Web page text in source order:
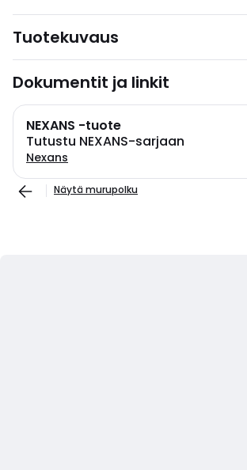
Tuotekuvaus
Dokumentit ja linkit
NEXANS -tuote
Tutustu NEXANS-sarjaan
Nexans
Näytä murupolku